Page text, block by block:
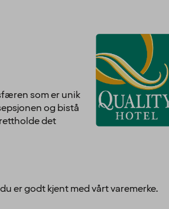
som er unik
og bistå
det
er godt kjent med vårt varemerke.